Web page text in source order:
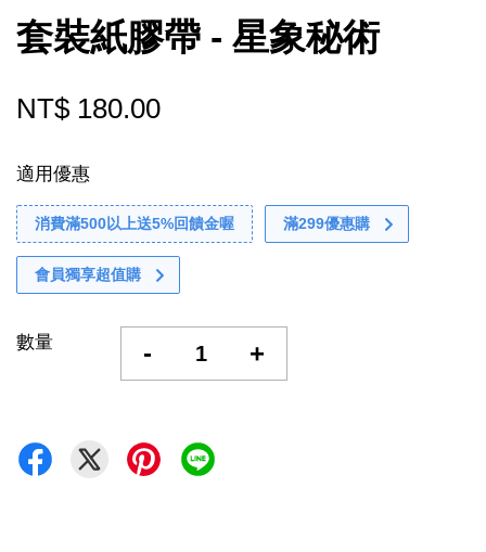
套裝紙膠帶 - 星象秘術
NT$ 180.00
適用優惠
消費滿500以上送5%回饋金喔 滿299優惠購
會員獨享超值購
數量 - +